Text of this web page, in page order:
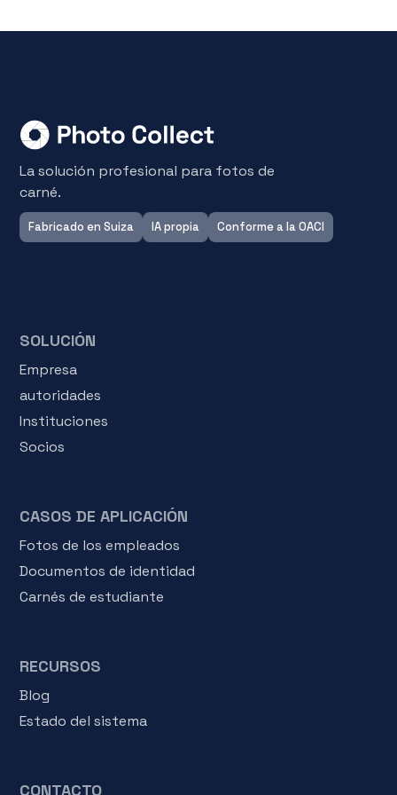
La solución profesional para fotos de
carné.
Fabricado en Suiza IA propia Conforme a la OACI
SOLUCIÓN
Empresa
autoridades
Instituciones
Socios
CASOS DE APLICACIÓN
Fotos de los empleados
Documentos de identidad
Carnés de estudiante
RECURSOS
Blog
Estado del sistema
CONTACTO